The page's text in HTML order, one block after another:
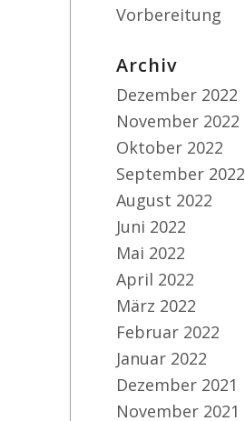
Vorbereitung
Archiv
Dezember 2022
November 2022
Oktober 2022
September 2022
August 2022
Juni 2022
Mai 2022
April 2022
März 2022
Februar 2022
Januar 2022
Dezember 2021
November 2021